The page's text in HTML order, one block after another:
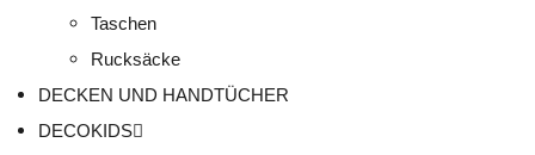
Taschen
Rucksäcke
DECKEN UND HANDTÜCHER
DECOKIDS